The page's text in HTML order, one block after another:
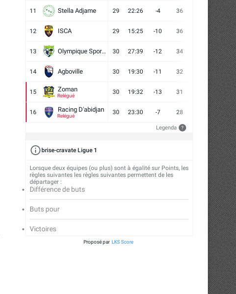
11 Stella Adjame 29 22:26 -4 36
12 ISCA 29 15:25 -10 36
13 Olympique Sport d'Abobo FC 30 27:39 -12 34
14 Agboville 30 19:30 -11 32
15 Zoman
Relégué
30 19:32 -13 31
16 Racing D'abidjan
Relégué
30 23:30 -7 28
Legenda ?
brise-cravate Ligue 1
Lorsque deux équipes (ou plus) sont à égalité sur Points, les
règles suivantes les règles suivantes permettent de les
départager :
Différence de buts
Buts pour
Victoires
Proposé par LKS Score